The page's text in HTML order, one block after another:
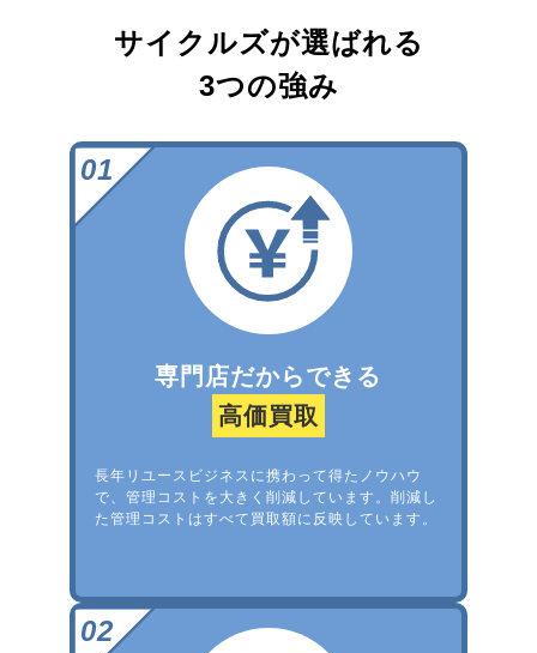
サイクルズが選ばれる
3つの強み
専門店だからできる
高価買取
長年リユースビジネスに携わって得たノウハウ
で、管理コストを大きく削減しています。削減し
た管理コストはすべて買取額に反映しています。